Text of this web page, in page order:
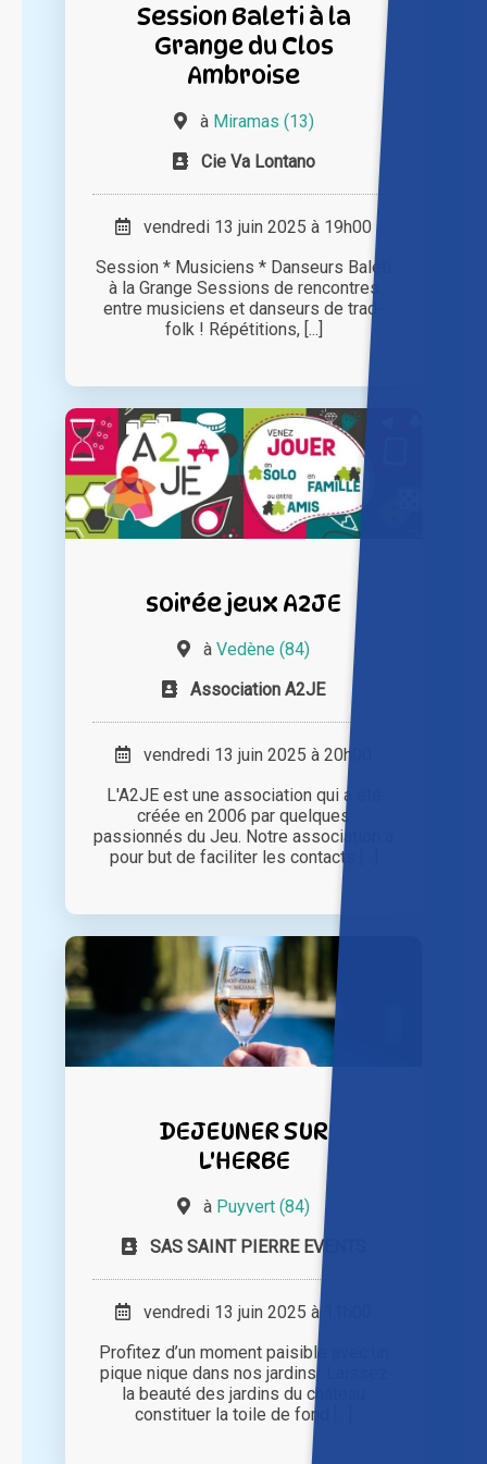
Session Baleti à la
Grange du Clos
Ambroise
à Miramas (13)
Cie Va Lontano
vendredi 13 juin 2025 à 19h00
Session * Musiciens * Danseurs Baleti
à la Grange Sessions de rencontres
entre musiciens et danseurs de trad-
folk ! Répétitions, [...]
soirée jeux A2JE
à Vedène (84)
Association A2JE
vendredi 13 juin 2025 à 20h00
L'A2JE est une association qui a été
créée en 2006 par quelques
passionnés du Jeu. Notre association a
pour but de faciliter les contacts [...]
DEJEUNER SUR
L'HERBE
à Puyvert (84)
SAS SAINT PIERRE EVENTS
vendredi 13 juin 2025 à 11h00
Profitez d’un moment paisible avec un
pique nique dans nos jardins! Laissez
la beauté des jardins du château
constituer la toile de fond [...]